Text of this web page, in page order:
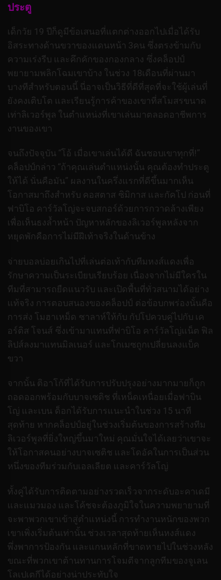
ประตู
เด็กวัย 19 ปีก็ดูมีข้อเสนอที่แตกต่างออกไปเมื่อได้รับ
อิสระทางด้านขวาของแดนหน้า 3คน ซึ่งตรงข้ามกับ
ความเร่งรีบ และคึกคักของกองกลาง ซึ่งคล็อปป์
พยายามพลิกโฉมเขาบ้าง ในช่วง 18เดือนที่ผ่านมา
บางทีสำหรับตอนนี้ นี่อาจเป็นวิธีที่ดีที่สุดที่จะใช้ผู้เล่นที่
ยังคงเติบโต และเรียนรู้การค้าของเขาที่สโมสรขนาด
เท่าลิเวอร์พูล ในตำแหน่งที่เขาเล่นมาตลอดอาชีพการ
งานของเขา
จนถึงปัจจุบัน “โอ้ เมื่อเขาเล่นได้ดี ฉันชอบเขาทุกที่!”
คล็อปป์กล่าว “ถ้าคุณเล่นตำแหน่งนั้น คุณต้องทำประตู
ให้ได้ นั่นคือมัน” ผลงานในครึ่งแรกที่ดีขึ้นมากเห็น
โอกาสมาถึงสำหรับ คอสตาส ซิมิกาส และกัคโป ก่อนที่
ฟาบิโอ คาร์วัลโญ่จะจบสกอร์ด้วยการกวาดล้างเพียง
เพื่อเห็นธงล้ำหน้า ปัญหาหลักของลิเวอร์พูลหลังจาก
หยุดพักคือการไม่มีฝีเท้าจริงในด้านข้าง
จ่ายบอลบ่อยเกินไปที่เล่นต่อเท้ากับทีมหงส์แดงเพื่อ
รักษาความเป็นระเบียบเรียบร้อย เนื่องจากไม่มีใครใน
ทีมที่สามารถยืดแนวรับ และเปิดพื้นที่ทั่วสนามได้อย่าง
แท้จริง การตอบสนองของคล็อปป์ ต่อข้อบกพร่องนั้นคือ
การส่ง โมฮาเหม็ด ซาลาห์ให้กับ กัปโปควบคู่ไปกับ เค
อร์ติส โจนส์ ซึ่งเข้ามาแทนที่ฟาบิโอ คาร์วัลโญ่แน็ต ฟิล
ลิปส์ลงมาแทนมิลเนอร์ และโกเมซถูกเปลี่ยนลงแบ็ค
ขวา
จากนั้น ติอาโก้ที่ได้รับการปรับปรุงอย่างมากมายก็ถูก
ถอดออกพร้อมกับบาจเซติช ที่เหน็ดเหนื่อยเมื่อฟาบิน
โญ่ และเบน ด็อกได้รับการแนะนำในช่วง 15 นาที
สุดท้าย หากคล็อปป์อยู่ในช่วงเริ่มต้นของการสร้างทีม
ลิเวอร์พูลที่ยิ่งใหญ่ขึ้นมาใหม่ คุณมั่นใจได้เลยว่าเขาจะ
ให้โอกาสคนอย่างบาจเซติช และโดอัคในการเป็นส่วน
หนึ่งของทีมร่วมกับเอลเลียต และคาร์วัลโญ่
ทั้งคู่ได้รับการติดตามอย่างรวดเร็วจากระดับอะคาเดมี
และแมวมอง และโค้ชจะต้องภูมิใจในความพยายามที่
จะพาพวกเขาเข้าสู่ตำแหน่งนี้ การทำงานหนักของพวก
เขาเพิ่งเริ่มต้นเท่านั้น ช่วงเวลาสุดท้ายเห็นหงส์แดง
พึ่งพาการป้องกัน และแกนหลักที่ขาดหายไปในช่วงหลัง
ขณะที่พวกเขาต้านทานการโจมตีจากลูกทีมของจูเลน
โลเปเตกีได้อย่างน่าประทับใจ